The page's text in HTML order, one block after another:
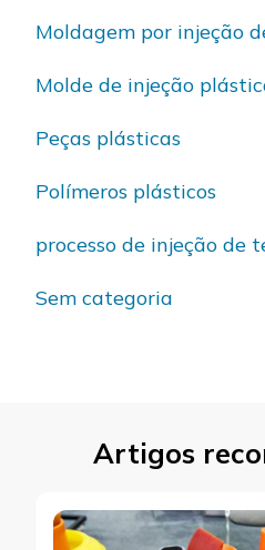
Moldagem por injeção
Molde de injeção
Peças plásticas
Polímeros plásticos
processo de injeção de
Sem categoria
Artigos